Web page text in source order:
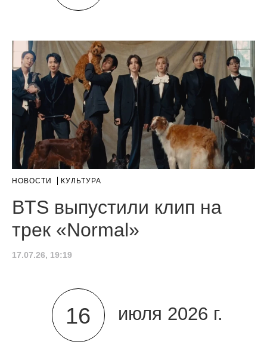
НОВОСТИ КУЛЬТУРА
BTS выпустили клип на
трек «Normal»
17.07.26, 19:19
16 июля 2026 г.